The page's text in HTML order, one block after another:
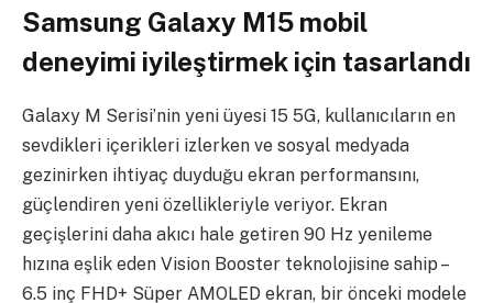
Samsung Galaxy M15 mobil
deneyimi iyileştirmek için tasarlandı
Galaxy M Serisi’nin yeni üyesi 15 5G, kullanıcıların en
sevdikleri içerikleri izlerken ve sosyal medyada
gezinirken ihtiyaç duyduğu ekran performansını,
güçlendiren yeni özellikleriyle veriyor. Ekran
geçişlerini daha akıcı hale getiren 90 Hz yenileme
hızına eşlik eden Vision Booster teknolojisine sahip –
6.5 inç FHD+ Süper AMOLED ekran, bir önceki modele